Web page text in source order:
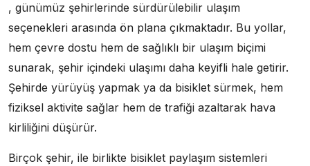
, günümüz şehirlerinde sürdürülebilir ulaşım
seçenekleri arasında ön plana çıkmaktadır. Bu yollar,
hem çevre dostu hem de sağlıklı bir ulaşım biçimi
sunarak, şehir içindeki ulaşımı daha keyifli hale getirir.
Şehirde yürüyüş yapmak ya da bisiklet sürmek, hem
fiziksel aktivite sağlar hem de trafiği azaltarak hava
kirliliğini düşürür.
Birçok şehir, ile birlikte bisiklet paylaşım sistemleri